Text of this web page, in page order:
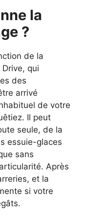
la
?
de la
qui
des
arrivé
de votre
Il peut
seule, de la
essuie-glaces
sans
Après
et la
si votre